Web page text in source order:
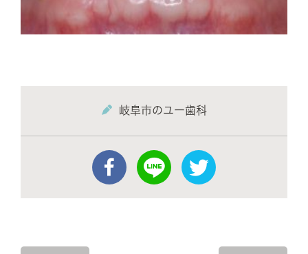
岐阜市のユー歯科